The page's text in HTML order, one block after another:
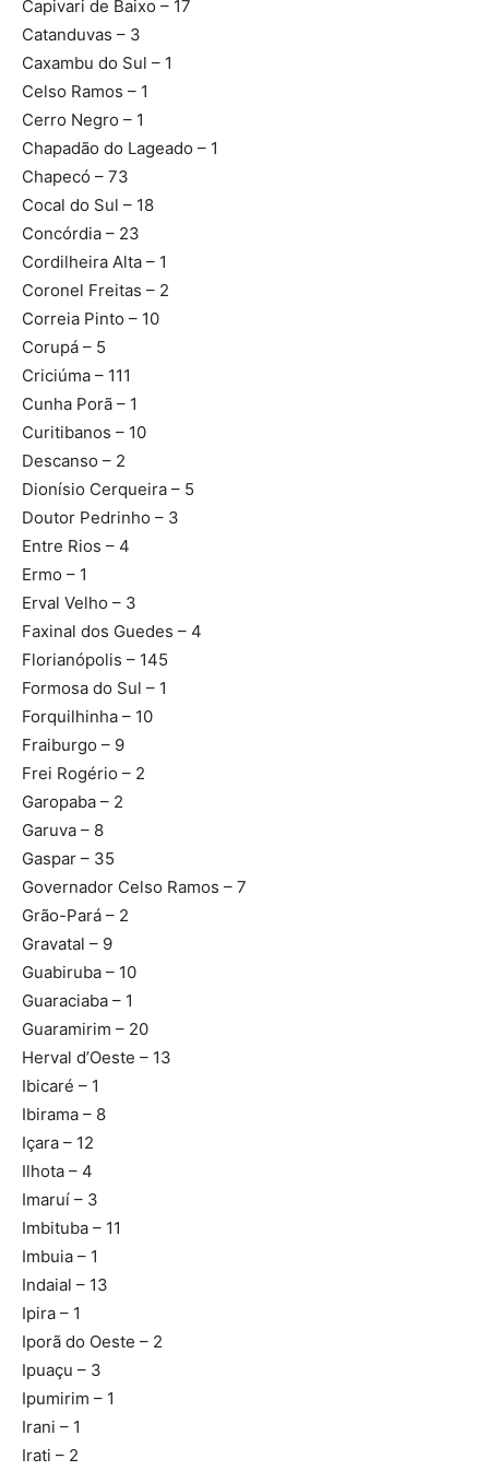
Capivari de Baixo – 17
Catanduvas – 3
Caxambu do Sul – 1
Celso Ramos – 1
Cerro Negro – 1
Chapadão do Lageado – 1
Chapecó – 73
Cocal do Sul – 18
Concórdia – 23
Cordilheira Alta – 1
Coronel Freitas – 2
Correia Pinto – 10
Corupá – 5
Criciúma – 111
Cunha Porã – 1
Curitibanos – 10
Descanso – 2
Dionísio Cerqueira – 5
Doutor Pedrinho – 3
Entre Rios – 4
Ermo – 1
Erval Velho – 3
Faxinal dos Guedes – 4
Florianópolis – 145
Formosa do Sul – 1
Forquilhinha – 10
Fraiburgo – 9
Frei Rogério – 2
Garopaba – 2
Garuva – 8
Gaspar – 35
Governador Celso Ramos – 7
Grão-Pará – 2
Gravatal – 9
Guabiruba – 10
Guaraciaba – 1
Guaramirim – 20
Herval d’Oeste – 13
Ibicaré – 1
Ibirama – 8
Içara – 12
Ilhota – 4
Imaruí – 3
Imbituba – 11
Imbuia – 1
Indaial – 13
Ipira – 1
Iporã do Oeste – 2
Ipuaçu – 3
Ipumirim – 1
Irani – 1
Irati – 2